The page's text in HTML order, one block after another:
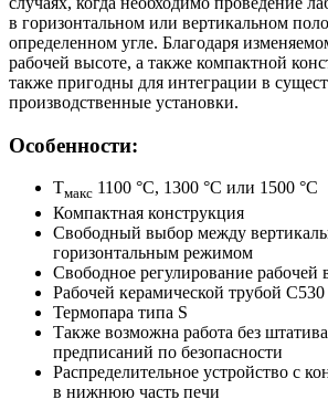
в горизонтальном или вертикальном
определенном угле. Благодаря
рабочей высоте, а также компактной
также пригодны для интеграции в
производственные установки.
Особенности:
Tмакс 1100 °C, 1300 °C или 1500 °C
Компактная конструкция
Свободный выбор между
горизонтальным режимом
Свободное регулирование рабочей
Рабочей керамической трубой С530
Термопара типа S
Также возможна работа без
предписаний по безопасности
Распределительное устройство с
в нижнюю часть печи